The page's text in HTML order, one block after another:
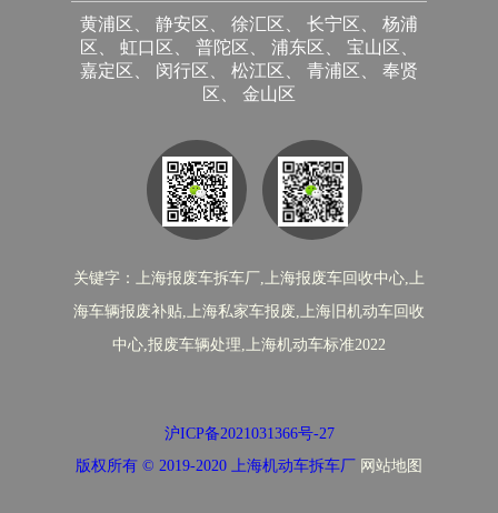
黄浦区、 静安区、 徐汇区、 长宁区、 杨浦
区、 虹口区、 普陀区、 浦东区、 宝山区、
嘉定区、 闵行区、 松江区、 青浦区、 奉贤
区、 金山区
关键字：上海报废车拆车厂,上海报废车回收中心,上
海车辆报废补贴,上海私家车报废,上海旧机动车回收
中心,报废车辆处理,上海机动车标准2022
沪ICP备2021031366号-27
版权所有 © 2019-2020 上海机动车拆车厂 网站地图